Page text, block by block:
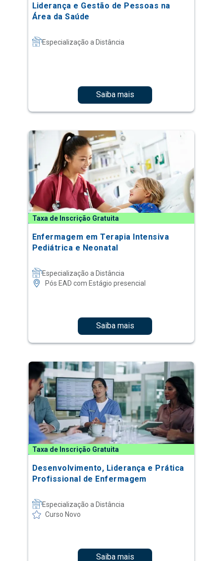
Liderança e Gestão de Pessoas na
Área da Saúde
Especialização a Distância
Saiba mais
Taxa de Inscrição Gratuita
Enfermagem em Terapia Intensiva
Pediátrica e Neonatal
Especialização a Distância
Pós EAD com Estágio presencial
Saiba mais
Taxa de Inscrição Gratuita
Desenvolvimento, Liderança e Prática
Profissional de Enfermagem
Especialização a Distância
Curso Novo
Saiba mais